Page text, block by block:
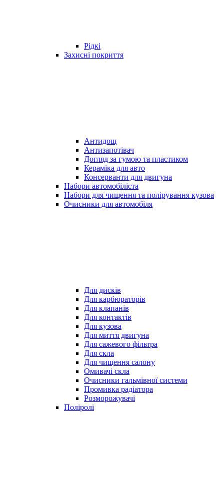
Рідкі
Захисні покриття
Антидощ
Антизапотівач
Догляд за гумою та пластиком
Кераміка для авто
Консерванти для двигуна
Набори автомобіліста
Набори для чищення та полірування кузова
Очисники для автомобіля
Для дисків
Для карбюраторів
Для клапанів
Для контактів
Для кузова
Для миття двигуна
Для сажевого фільтра
Для скла
Для чищення салону
Омивачі скла
Очисники гальмівної системи
Промивка радіатора
Розморожувачі
Поліролі